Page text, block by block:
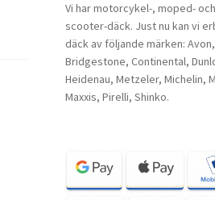
Vi har motorcykel-, moped- och
scooter-däck. Just nu kan vi
däck av följande märken: Avon,
Bridgestone, Continental,
Heidenau, Metzeler, Michelin,
Maxxis, Pirelli, Shinko.